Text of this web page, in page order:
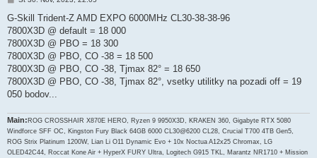
p
e
o
k
G-Skill Trident-Z AMD EXPO 6000MHz CL30-38-38-96
7800X3D @ default = 18 000
7800X3D @ PBO = 18 300
7800X3D @ PBO, CO -38 = 18 500
7800X3D @ PBO, CO -38, Tjmax 82° = 18 650
7800X3D @ PBO, CO -38, Tjmax 82°, vsetky utilitky na pozadi off = 19
050 bodov...
Main: ROG CROSSHAIR X870E HERO, Ryzen 9 9950X3D, KRAKEN 360, Gigabyte RTX 5080
Windforce SFF OC, Kingston Fury Black 64GB 6000 CL30@6200 CL28, Crucial T700 4TB Gen5,
ROG Strix Platinum 1200W, Lian Li O11 Dynamic Evo + 10x Noctua A12x25 Chromax, LG
OLED42C44, Roccat Kone Air + HyperX FURY Ultra, Logitech G915 TKL, Marantz NR1710 + Mission